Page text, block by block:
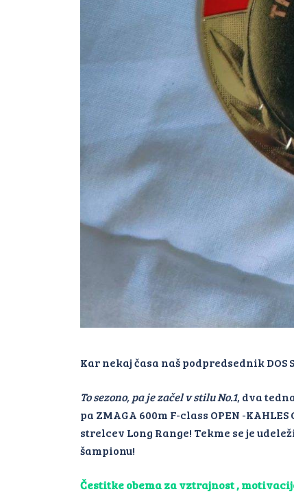
Kar nekaj časa naš podpredsednik
To sezono, pa je začel v stilu No.1, dva
pa ZMAGA 600m F-class OPEN -
strelcev Long Range! Tekme se je
šampionu!
Čestitke obema za vztrajnost ,